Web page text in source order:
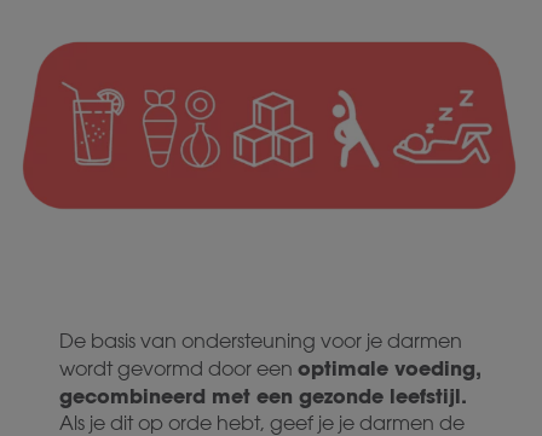
De basis van ondersteuning voor je darmen
wordt gevormd door eenoptimale voeding,
gecombineerd met een gezonde leefstijl.
Als je dit op orde hebt, geef je je darmen de